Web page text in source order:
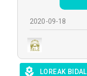
2020-09-18
LOREAK BIDALI